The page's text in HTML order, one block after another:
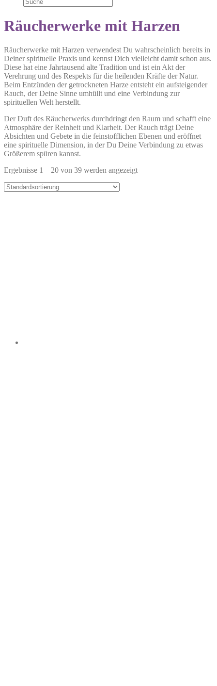
Räucherwerke mit Harzen
Räucherwerke mit Harzen verwendest Du wahrscheinlich bereits in
Deiner spirituelle Praxis und kennst Dich vielleicht damit schon aus.
Diese hat eine Jahrtausend alte Tradition und ist ein Akt der
Verehrung und des Respekts für die heilenden Kräfte der Natur.
Beim Entzünden der getrockneten Harze entsteht ein aufsteigender
Rauch, der Deine Sinne umhüllt und eine Verbindung zur
spirituellen Welt herstellt.
Der Duft des Räucherwerks durchdringt den Raum und schafft eine
Atmosphäre der Reinheit und Klarheit. Der Rauch trägt Deine
Absichten und Gebete in die feinstofflichen Ebenen und eröffnet
eine spirituelle Dimension, in der Du Deine Verbindung zu etwas
Größerem spüren kannst.
Ergebnisse 1 – 20 von 39 werden angezeigt